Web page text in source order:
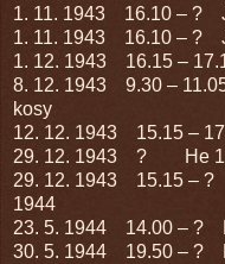
1. 11. 1943 16.10 –
1. 11. 1943 16.10 – ?
1. 12. 1943 16.15 –
8. 12. 1943 9.30 –
kosy
12. 12. 1943 15.15 –
29. 12. 1943 ? He
29. 12. 1943 15.15
1944
23. 5. 1944 14.00 –
30. 5. 1944 19.50 –